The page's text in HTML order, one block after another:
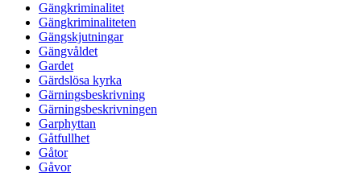
Gängkriminalitet
Gängkriminaliteten
Gängskjutningar
Gängvåldet
Gardet
Gärdslösa kyrka
Gärningsbeskrivning
Gärningsbeskrivningen
Garphyttan
Gåtfullhet
Gåtor
Gåvor